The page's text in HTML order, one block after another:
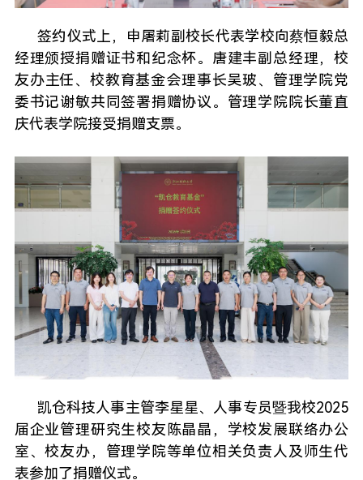
签约仪式上，申屠莉副校长代表学校向蔡恒毅总
经理颁授捐赠证书和纪念杯。唐建丰副总经理，校
友办主任、校教育基金会理事长吴玻、管理学院党
委书记谢敏共同签署捐赠协议。管理学院院长董直
庆代表学院接受捐赠支票。
凯仓科技人事主管李星星、人事专员暨我校2025
届企业管理研究生校友陈晶晶，学校发展联络办公
室、校友办，管理学院等单位相关负责人及师生代
表参加了捐赠仪式。